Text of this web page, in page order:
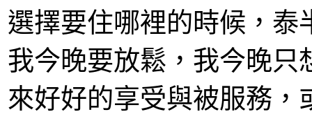
選擇要住哪裡的時候，泰
我今晚要放鬆，我今晚只
來好好的享受與被服務，